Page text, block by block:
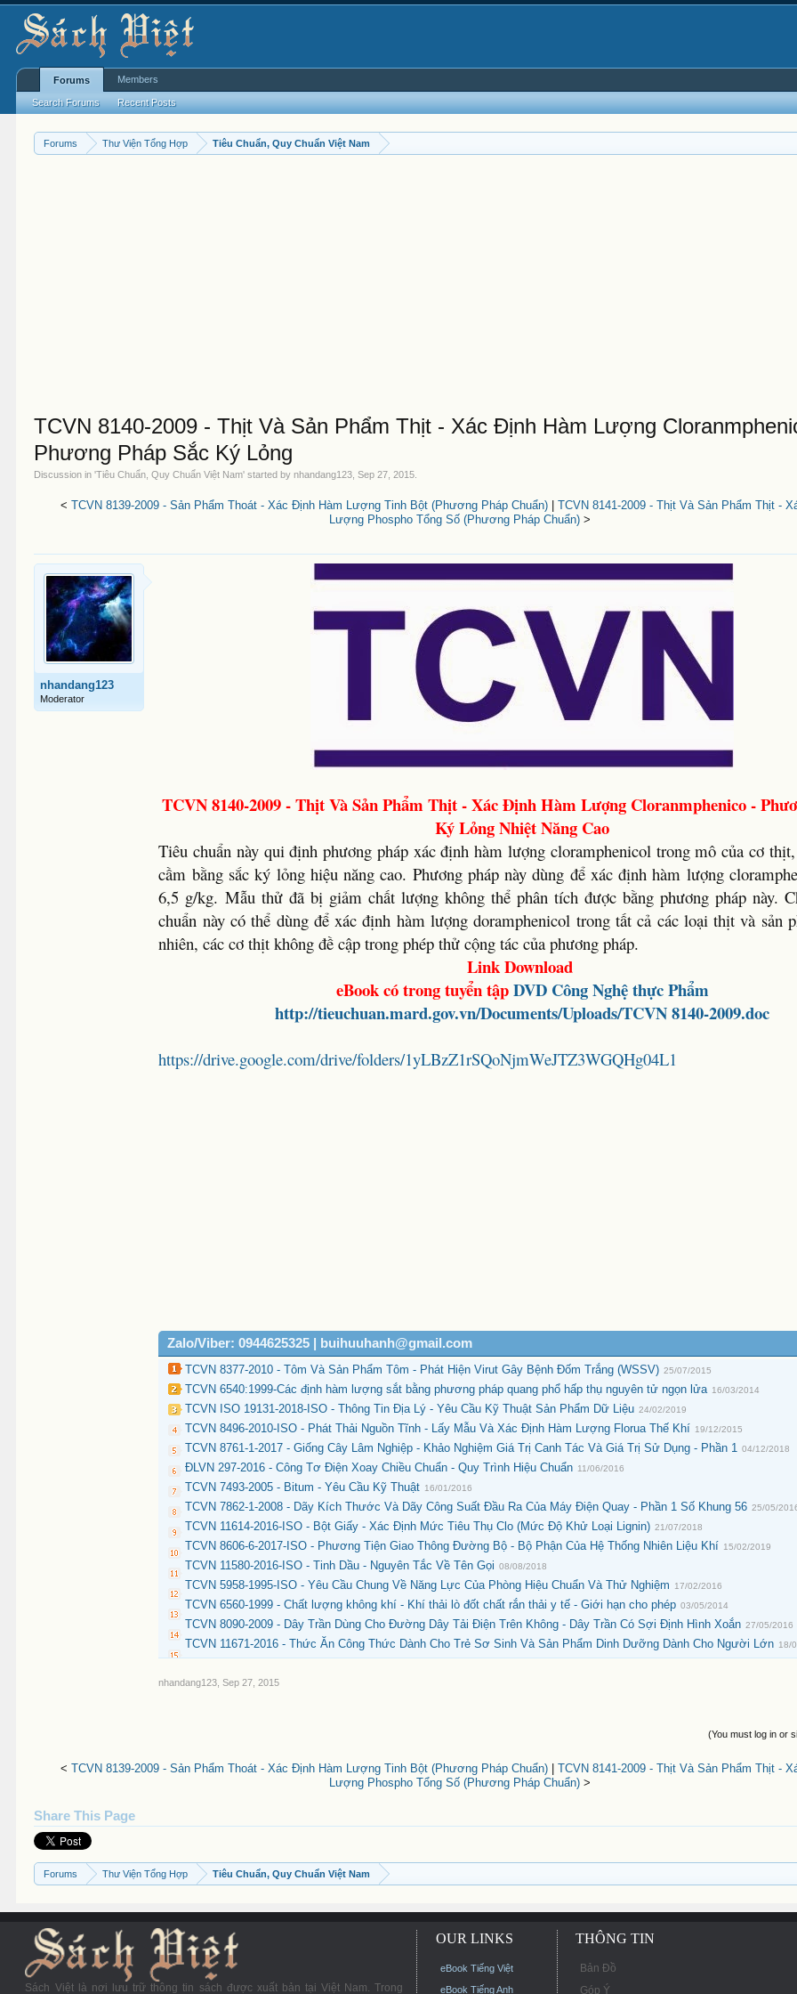
Forums Thư Viện Tổng Hợp Tiêu Chuẩn, Quy Chuẩn Việt Nam
TCVN 8140-2009 - Thịt Và Sản Phẩm Thịt - Xác Định Hàm Lượng
Phương Pháp Sắc Ký Lỏng
Discussion in 'Tiêu Chuẩn, Quy Chuẩn Việt Nam' started bynhandang123 ,Sep 27, 2015
< TCVN 8139-2009 - Sản Phẩm Thoát - Xác Định Hàm Lượng Tinh Bột (Phương Pháp Chuẩn)| TCVN 8141-2009 - Thịt Và Sản Phẩm Thịt -
Lượng Phospho Tổng Số (Phương Pháp Chuẩn) >
nhandang123
Moderator
TCVN 8140-2009 - Thịt Và Sản Phẩm Thịt - Xác Định Hàm Lượng Cloranmphenico -
Ký Lỏng Nhiệt Năng Cao
Tiêu chuẩn này qui định phương pháp xác định hàm lượng cloramphenicol trong mô của cơ
cầm bằng sắc ký lỏng hiệu năng cao. Phương pháp này dùng để xác định hàm lượng
6,5 g/kg. Mẫu thử đã bị giảm chất lượng không thể phân tích được bằng phương pháp này.
chuẩn này có thể dùng để xác định hàm lượng doramphenicol trong tất cả các loại thịt và sản
nhiên, các cơ thịt không đề cập trong phép thử cộng tác của phương pháp.
Link Download
eBook có trong tuyển tậpDVD Công Nghệ thực Phẩm
http://tieuchuan.mard.gov.vn/Documents/Uploads/TCVN 8140-2009.doc
https://drive.google.com/drive/folders/1yLBzZ1rSQoNjmWeJTZ3WGQHg04L1
Zalo/Viber: 0944625325 | buihuuhanh@gmail.com
TCVN 8377-2010 - Tôm Và Sản Phẩm Tôm - Phát Hiện Virut Gây Bệnh Đốm Trắng (WSSV) 25/07/2015
TCVN 6540:1999-Các định hàm lượng sắt bằng phương pháp quang phổ hấp thụ nguyên tử ngọn lửa 16/03/2014
TCVN ISO 19131-2018-ISO - Thông Tin Địa Lý - Yêu Cầu Kỹ Thuật Sản Phẩm Dữ Liệu 24/02/2019
TCVN 8496-2010-ISO - Phát Thải Nguồn Tĩnh - Lấy Mẫu Và Xác Định Hàm Lượng Florua Thế Khí 19/12/2015
TCVN 8761-1-2017 - Giống Cây Lâm Nghiệp - Khảo Nghiệm Giá Trị Canh Tác Và Giá Trị Sử Dụng - Phần 1 04/12/2018
ĐLVN 297-2016 - Công Tơ Điện Xoay Chiều Chuẩn - Quy Trình Hiệu Chuẩn 11/06/2016
TCVN 7493-2005 - Bitum - Yêu Cầu Kỹ Thuật 16/01/2016
TCVN 7862-1-2008 - Dãy Kích Thước Và Dãy Công Suất Đầu Ra Của Máy Điện Quay - Phần 1 Số Khung 56 25/05/
TCVN 11614-2016-ISO - Bột Giấy - Xác Định Mức Tiêu Thụ Clo (Mức Độ Khử Loại Lignin) 21/07/2018
TCVN 8606-6-2017-ISO - Phương Tiện Giao Thông Đường Bộ - Bộ Phận Của Hệ Thống Nhiên Liệu Khí 15/02/2019
TCVN 11580-2016-ISO - Tinh Dầu - Nguyên Tắc Về Tên Gọi 08/08/2018
TCVN 5958-1995-ISO - Yêu Cầu Chung Về Năng Lực Của Phòng Hiệu Chuẩn Và Thử Nghiệm 17/02/2016
TCVN 6560-1999 - Chất lượng không khí - Khí thải lò đốt chất rắn thải y tế - Giới hạn cho phép 03/05/2014
TCVN 8090-2009 - Dây Trần Dùng Cho Đường Dây Tải Điện Trên Không - Dây Trần Có Sợi Định Hình Xoắn 27/05/2016
TCVN 11671-2016 - Thức Ăn Công Thức Dành Cho Trẻ Sơ Sinh Và Sản Phẩm Dinh Dưỡng Dành Cho Người Lớn 18/
nhandang123 Sep 27, 2015
(You must log in or
< TCVN 8139-2009 - Sản Phẩm Thoát - Xác Định Hàm Lượng Tinh Bột (Phương Pháp Chuẩn)| TCVN 8141-2009 - Thịt Và Sản Phẩm Thịt -
Lượng Phospho Tổng Số (Phương Pháp Chuẩn) >
Share This Page
Forums Thư Viện Tổng Hợp Tiêu Chuẩn, Quy Chuẩn Việt Nam
Forums
Search Forums Recent Posts
Members
Sách Việt là nơi lưu trữ thông tin sách được xuất bản tại Việt Nam. Trong
OUR LINKS
eBook Tiếng Việt
eBook Tiếng Anh
THÔNG TIN
Bản Đồ
Góp Ý